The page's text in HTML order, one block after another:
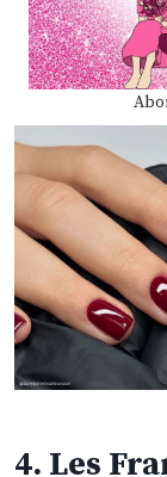
4. Les